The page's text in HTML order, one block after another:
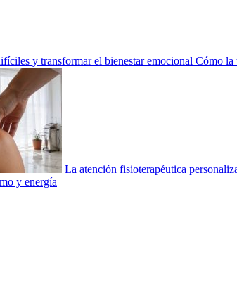
y transformar el bienestar emocional Cómo la
La atención fisioterapéutica
y energía